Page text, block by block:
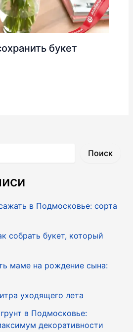
букет
Поиск
в Подмосковье: сорта
собрать букет, который
маме на рождение сына:
уходящего лета
в Подмосковье:
декоративности